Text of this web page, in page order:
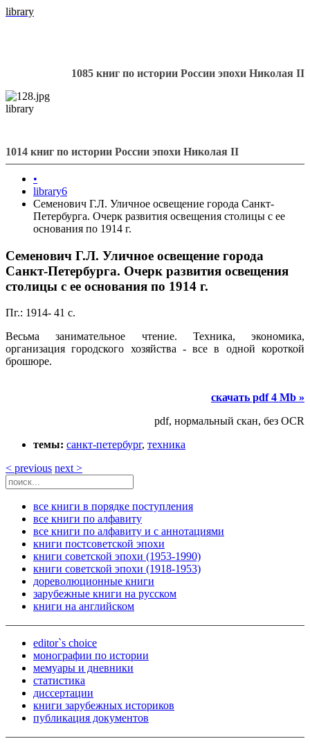
library
1085 книг по истории России эпохи Николая II
library
1014 книг по истории России эпохи Николая II
•
library6
Семенович Г.Л. Уличное освещение города Санкт-
Петербурга. Очерк развития освещения столицы с ее
основания по 1914 г.
Семенович Г.Л. Уличное освещение города
Санкт-Петербурга. Очерк развития освещения
столицы с ее основания по 1914 г.
Пг.: 1914- 41 с.
Весьма занимательное чтение. Техника, экономика,
организация городского хозяйства - все в одной короткой
брошюре.
скачать pdf 4 Mb »
pdf, нормальный скан, без OCR
темы: санкт-петербург, техника
< previous next >
все книги в порядке поступления
все книги по алфавиту
все книги по алфавиту и с аннотациями
книги постсоветской эпохи
книги советской эпохи (1953-1990)
книги советской эпохи (1918-1953)
дореволюционные книги
зарубежные книги на русском
книги на английском
editor`s choice
монографии по истории
мемуары и дневники
статистика
диссертации
книги зарубежных историков
публикация документов